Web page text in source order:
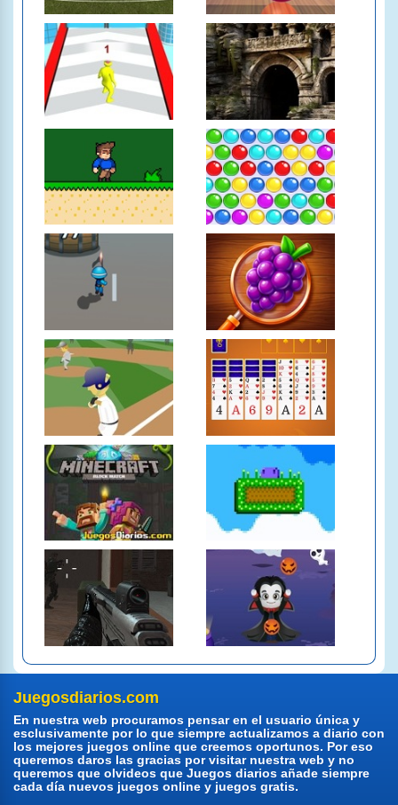
Juegosdiarios.com
En nuestra web procuramos pensar en el usuario única y
esclusivamente por lo que siempre actualizamos a diario con
los mejores juegos online que creemos oportunos. Por eso
queremos daros las gracias por visitar nuestra web y no
queremos que olvideos que Juegos diarios añade siempre
cada día nuevos juegos online y juegos gratis.